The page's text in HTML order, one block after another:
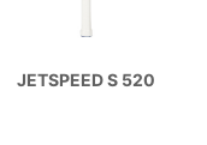
JETSPEED S 520